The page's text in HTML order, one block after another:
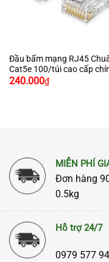
Đầu bấm mạng RJ45
Cat5e 100/túi cao cấp
hãng Ugreen 50246 cao
240.000₫
MIỄN PHÍ
Đơn hàng
0.5kg
Hỗ trợ 24/7
0979 577